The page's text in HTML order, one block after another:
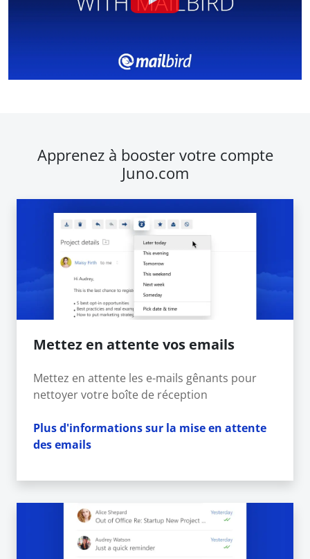
Apprenez à booster votre compte
Juno.com
Mettez en attente vos emails
Mettez en attente les e-mails gênants pour
nettoyer votre boîte de réception
Plus d'informations sur la mise en attente
des emails